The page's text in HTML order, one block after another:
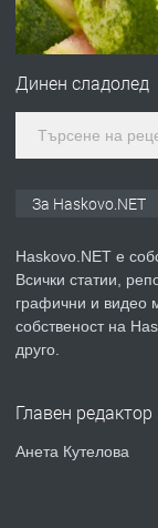
ПРЕДЛАГА
ПРЕДЛАГА
Динен сладолед
За Haskovo.NET
Haskovo.NET е
Всички статии,
графични и видео
собственост на
друго.
Главен редактор
Анета Кутелова